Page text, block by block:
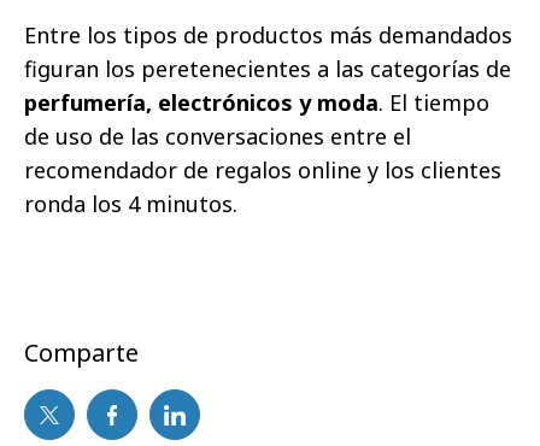
Entre los tipos de productos más demandados
figuran los peretenecientes a las categorías de
perfumería, electrónicos y moda. El tiempo
de uso de las conversaciones entre el
recomendador de regalos online y los clientes
ronda los 4 minutos.
Comparte